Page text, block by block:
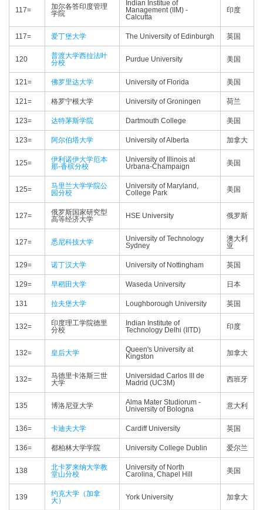
117=
加尔各答印度管理
学院
Indian Institue of
Management (IIM) -
Calcutta
印度
117= 爱丁堡大学 The University of Edinburgh 英国
120
普渡大学西拉法叶
分校
Purdue University 美国
121= 佛罗里达大学 University of Florida 美国
121= 格罗宁根大学 University of Groningen 荷兰
123= 达特茅斯学院 Dartmouth College 美国
123= 阿尔伯塔大学 University of Alberta 加拿大
125=
伊利诺伊大学厄本
那-香槟分校
University of Illinois at
Urbana-Champaign
美国
125=
马里兰大学学院公
园分校
University of Maryland,
College Park
美国
127=
俄罗斯国家研究型
高等经济大学
HSE University 俄罗斯
127= 悉尼科技大学
University of Technology
Sydney
澳大利
亚
129= 诺丁汉大学 University of Nottingham 英国
129= 早稻田大学 Waseda University 日本
131 拉夫堡大学 Loughborough University 英国
132=
印度理工学院德里
分校
Indian Institute of
Technology Delhi (IITD)
印度
132= 皇后大学
Queen's University at
Kingston
加拿大
132=
马德里卡洛斯三世
大学
Universidad Carlos III de
Madrid (UC3M)
西班牙
135 博洛尼亚大学
Alma Mater Studiorum -
University of Bologna
意大利
136= 卡迪夫大学 Cardiff University 英国
136= 都柏林大学学院 University College Dublin 爱尔兰
138
北卡罗来纳大学教
堂山分校
University of North
Carolina, Chapel Hill
美国
139
约克大学（加拿
大）
York University 加拿大